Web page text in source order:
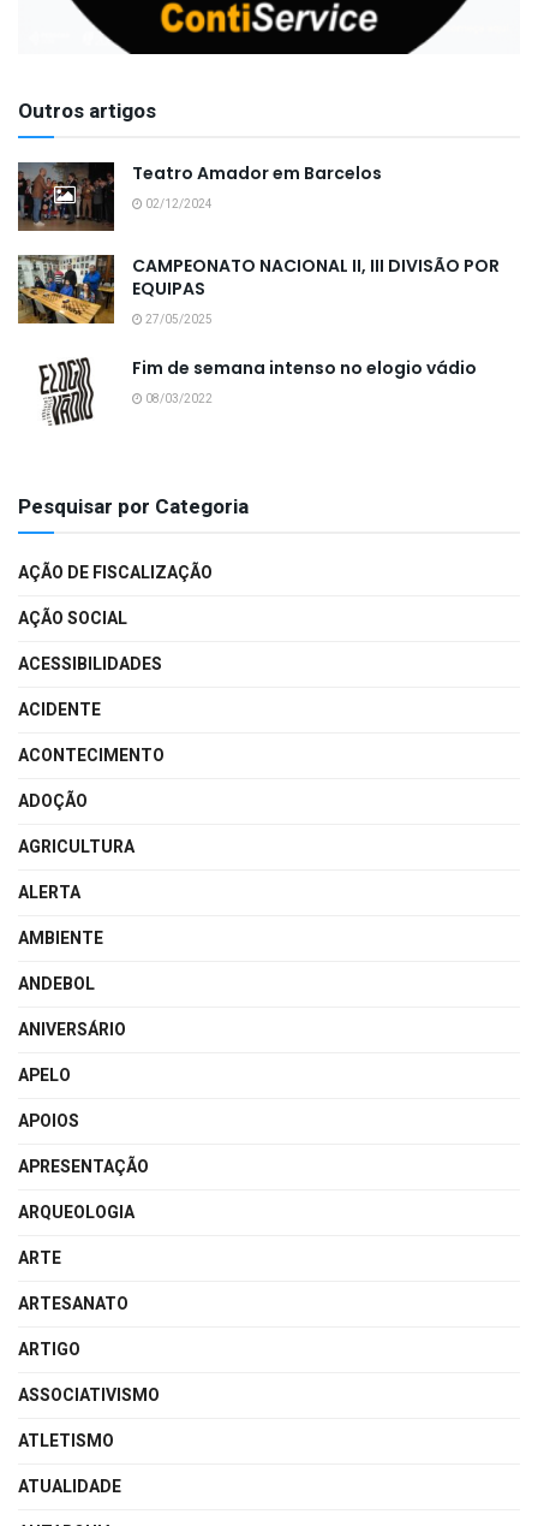
Outros artigos
Teatro Amador em Barcelos
02/12/2024
CAMPEONATO NACIONAL II, III DIVISÃO POR
EQUIPAS
27/05/2025
Fim de semana intenso no elogio vádio
08/03/2022
Pesquisar por Categoria
AÇÃO DE FISCALIZAÇÃO
AÇÃO SOCIAL
ACESSIBILIDADES
ACIDENTE
ACONTECIMENTO
ADOÇÃO
AGRICULTURA
ALERTA
AMBIENTE
ANDEBOL
ANIVERSÁRIO
APELO
APOIOS
APRESENTAÇÃO
ARQUEOLOGIA
ARTE
ARTESANATO
ARTIGO
ASSOCIATIVISMO
ATLETISMO
ATUALIDADE